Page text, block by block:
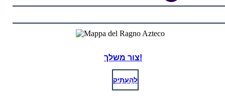
צור משלך!
לְהַעְתִיק